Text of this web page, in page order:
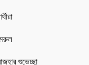
শুভেচ্ছা